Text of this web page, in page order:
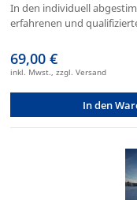
In den individuell
erfahrenen und
69,00 €
inkl. Mwst., zzgl. Versand
In den